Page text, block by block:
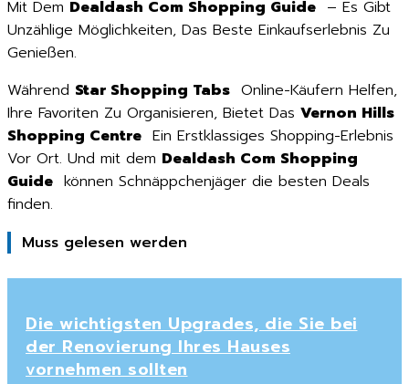
Mit Dem Dealdash Com Shopping Guide – Es Gibt
Unzählige Möglichkeiten, Das Beste Einkaufserlebnis Zu
Genießen.
Während Star Shopping Tabs Online-Käufern Helfen,
Ihre Favoriten Zu Organisieren, Bietet Das Vernon Hills
Shopping Centre Ein Erstklassiges Shopping-Erlebnis
Vor Ort. Und mit dem Dealdash Com Shopping
Guide können Schnäppchenjäger die besten Deals
finden.
Muss gelesen werden
Die wichtigsten Upgrades, die Sie bei
der Renovierung Ihres Hauses
vornehmen sollten